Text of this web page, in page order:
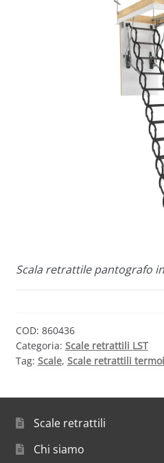
Scala retrattile pantografo
COD: 860436
Categoria: Scale retrattili LST
Tag: Scale, Scale retrattili
Scale retrattili
Chi siamo